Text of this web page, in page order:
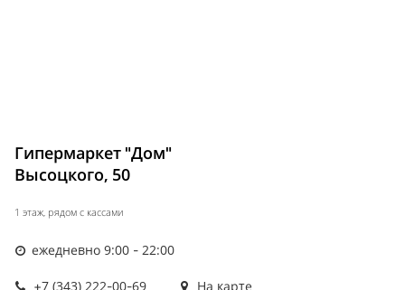
Гипермаркет "Дом"
Высоцкого, 50
1 этаж, рядом с кассами
ежедневно 9:00 - 22:00
+7 (343) 222-00-69 На карте